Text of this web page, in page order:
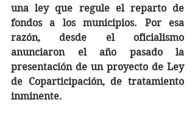
una ley que regule el reparto de
fondos a los municipios. Por esa
razón, desde el oficialismo
anunciaron el año pasado la
presentación de un proyecto de Ley
de Coparticipación, de tratamiento
inminente.